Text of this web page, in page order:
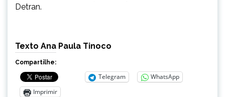
Detran.
Texto Ana Paula Tinoco
Compartilhe:
Telegram
WhatsApp
Imprimir